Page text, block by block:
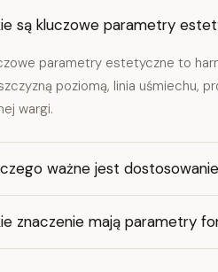
są kluczowe parametry
parametry estetyczne to
poziomą, linia uśmiechu,
wargi.
ważne jest
znaczenie mają parametry